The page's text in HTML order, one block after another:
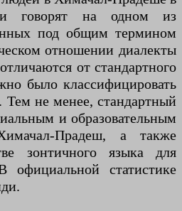
говорят на одном из
под общим термином
отношении диалекты
от стандартного
было классифицировать
Тем не менее, стандартный
и образовательным
Прадеш, а также
зонтичного языка для
официальной статистике